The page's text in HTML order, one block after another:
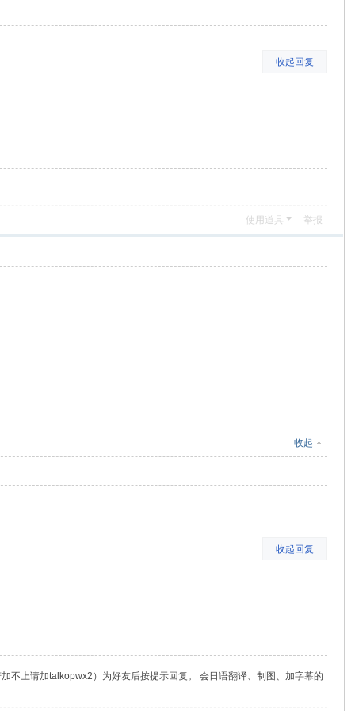
收起回复
使用道具 举报
收起
收起回复
不上请加talkopwx2）为好友后按提示回复。 会日语翻译、制图、加字幕的